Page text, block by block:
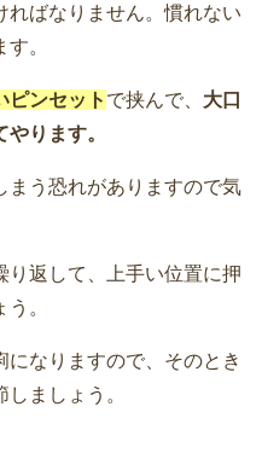
ればなりません。慣れない
。
ピンセット で挟んで、 大口
ります。
まう恐れがありますので気
り返して、上手い位置に押
。
になりますので、そのとき
ましょう。